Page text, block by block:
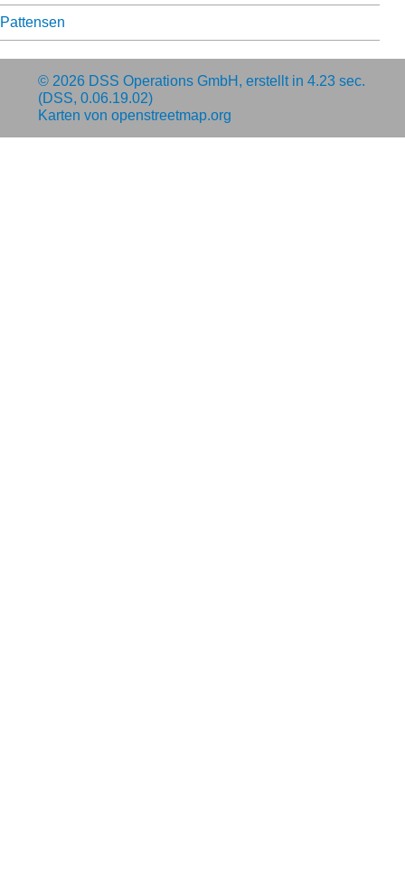
Pattensen
© 2026 DSS Operations GmbH , erstellt in 4.23 sec.
(DSS, 0.06.19.02)
Karten von openstreetmap.org